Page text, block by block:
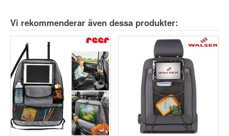
Vi rekommenderar även dessa produkter: